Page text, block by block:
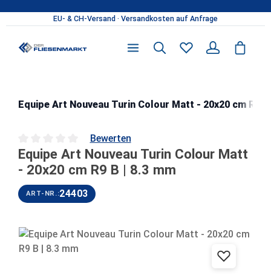
Zum Hauptinhalt springen
Equipe Art Nouveau Turin Colour Matt - 20x20 cm R9 B
Durchschnittliche Bewertung von 0 von 5 Sternen
Bewerten
Equipe Art Nouveau Turin Colour Matt
- 20x20 cm R9 B | 8.3 mm
ART-NR.:24403
Bildergalerie überspringen